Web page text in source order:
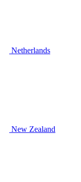
Netherlands
New Zealand